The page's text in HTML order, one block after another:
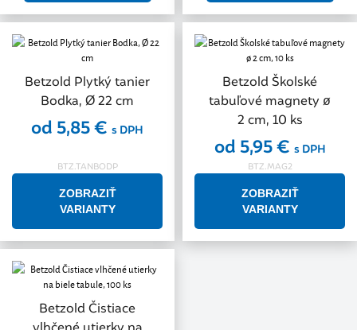
Betzold Plytký tanier
Bodka, Ø 22 cm
od 5,85 € s DPH
BTZ.TANBODP
ZOBRAZIŤ
VARIANTY
Betzold Školské
tabuľové magnety ø
2 cm, 10 ks
od 5,95 € s DPH
BTZ.MAG2
ZOBRAZIŤ
VARIANTY
Betzold Čistiace